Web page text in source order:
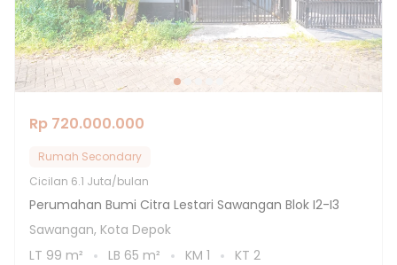
Rp 720.000.000
Rumah Secondary
Cicilan 6.1 Juta/bulan
Perumahan Bumi Citra Lestari Sawangan Blok I2-I3
Sawangan, Kota Depok
LT 99 m² LB 65 m² KM 1 KT 2